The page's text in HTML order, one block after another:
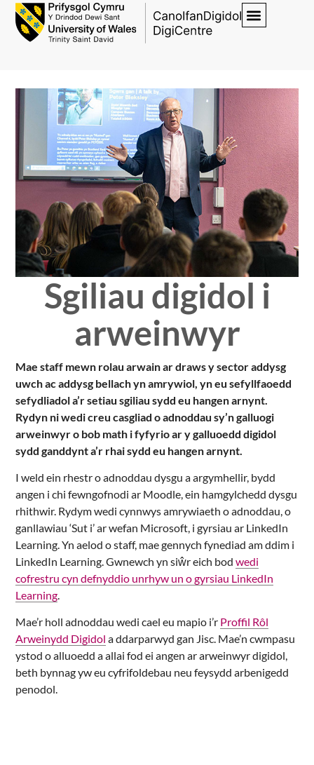
Sgiliau digidol i
arweinwyr
Mae staff mewn rolau arwain ar draws y sector addysg
uwch ac addysg bellach yn amrywiol, yn eu sefyllfaoedd
sefydliadol a’r setiau sgiliau sydd eu hangen arnynt.
Rydyn ni wedi creu casgliad o adnoddau sy’n galluogi
arweinwyr o bob math i fyfyrio ar y galluoedd digidol
sydd ganddynt a’r rhai sydd eu hangen arnynt.
I weld ein rhestr o adnoddau dysgu a argymhellir, bydd
angen i chi fewngofnodi ar Moodle, ein hamgylchedd dysgu
rhithwir. Rydym wedi cynnwys amrywiaeth o adnoddau, o
ganllawiau ‘Sut i’ ar wefan Microsoft, i gyrsiau ar LinkedIn
Learning. Yn aelod o staff, mae gennych fynediad am ddim i
LinkedIn Learning. Gwnewch yn siŵr eich bodwedi
cofrestru cyn defnyddio unrhyw un o gyrsiau LinkedIn
Learning.
Mae’r holl adnoddau wedi cael eu mapio i’r Proffil Rôl
Arweinydd Digidol a ddarparwyd gan Jisc. Mae’n cwmpasu
ystod o alluoedd a allai fod ei angen ar arweinwyr digidol,
beth bynnag yw eu cyfrifoldebau neu feysydd arbenigedd
penodol.